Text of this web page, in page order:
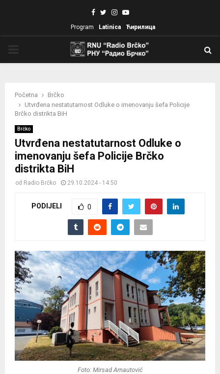
Facebook
TwitterInstagram
Youtube
Program Latinica Ћирилица
Početna
Brčko
Utvrđena nestatutarnost Odluke o imenovanju šefa Policije
Brčko distrikta BiH
Brčko
Utvrđena nestatutarnost Odluke o
imenovanju šefa Policije Brčko
distrikta BiH
od Radio Brčko 29.10.2024 - 14:50
PODIJELI 0
Foto: Mirsad Arnautović